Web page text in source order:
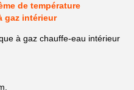
de température
gaz intérieur
à gaz chauffe-eau intérieur